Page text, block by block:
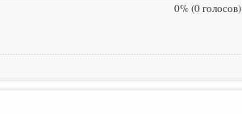
0% (0 голосов)